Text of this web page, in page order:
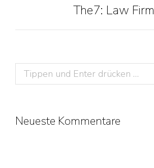
Next
The7: Law Firm
Search:
Neueste Kommentare